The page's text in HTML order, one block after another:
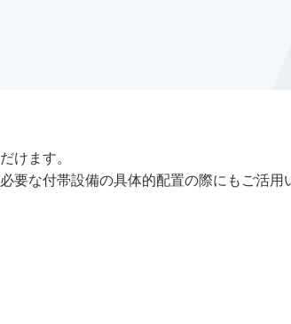
けます。
な付帯設備の具体的配置の際にもご活用